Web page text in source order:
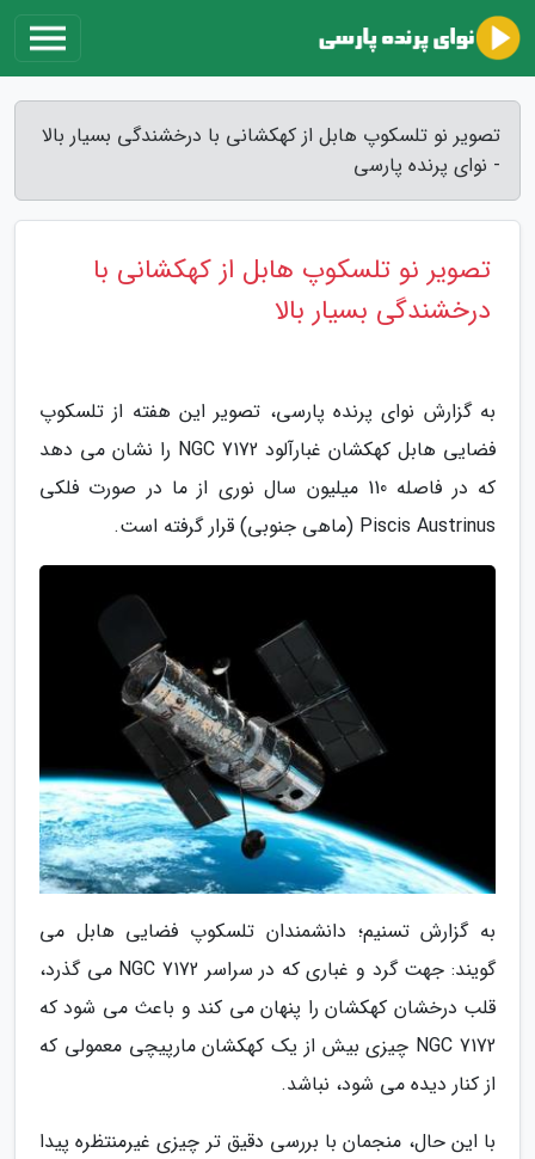
تصویر نو تلسکوپ هابل از کهکشانی با درخشندگی بسیار بالا
- نوای پرنده پارسی
تصویر نو تلسکوپ هابل از کهکشانی با
درخشندگی بسیار بالا
به گزارش نوای پرنده پارسی، تصویر این هفته از تلسکوپ
فضایی هابل کهکشان غبارآلود NGC 7172 را نشان می دهد
که در فاصله 110 میلیون سال نوری از ما در صورت فلکی
Piscis Austrinus (ماهی جنوبی) قرار گرفته است.
به گزارش تسنیم؛ دانشمندان تلسکوپ فضایی هابل می
گویند: جهت گرد و غباری که در سراسر NGC 7172 می گذرد،
قلب درخشان کهکشان را پنهان می کند و باعث می شود که
NGC 7172 چیزی بیش از یک کهکشان مارپیچی معمولی که
از کنار دیده می شود، نباشد.
با این حال، منجمان با بررسی دقیق تر چیزی غیرمنتظره پیدا